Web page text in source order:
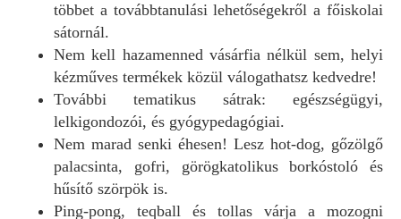
többet a továbbtanulási lehetőségekről a főiskolai
sátornál.
Nem kell hazamenned vásárfia nélkül sem, helyi
kézműves termékek közül válogathatsz kedvedre!
További tematikus sátrak: egészségügyi,
lelkigondozói, és gyógypedagógiai.
Nem marad senki éhesen! Lesz hot-dog, gőzölgő
palacsinta, gofri, görögkatolikus borkóstoló és
hűsítő szörpök is.
Ping-pong, teqball és tollas várja a mozogni